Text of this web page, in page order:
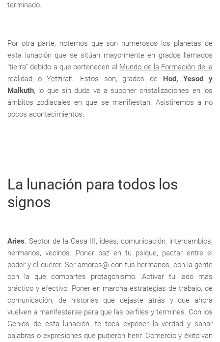
terminado.
Por otra parte, notemos que son numerosos los planetas de
esta lunación que se sitúan mayormente en grados llamados
“tierra” debido a que pertenecen al Mundo de la Formación de la
realidad o Yetzirah. Estos son, grados de
Hod, Yesod y
Malkuth, lo que sin duda va a suponer cristalizaciones en los
ámbitos zodiacales en que se manifiestan. Asistiremos a no
pocos acontecimientos.
La lunación para todos los
signos
Aries. Sector de la Casa III, ideas, comunicación, intercambios,
hermanos, vecinos. Poner paz en tu psique, pactar entre el
poder y el querer. Ser amoros@ con tus hermanos, con la gente
con la que compartes protagonismo. Activar tu lado más
práctico y efectivo. Poner en marcha estrategias de trabajo, de
comunicación, de historias que dejaste atrás y que ahora
vuelven a manifestarse para que las perfiles y termines. Con los
Genios de esta lunación, te toca exponer la verdad y sanar
palabras o expresiones que pudieron herir. Comercio y éxito van